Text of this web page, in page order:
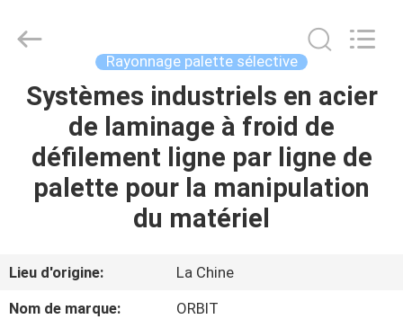
MAISON
PRODUITS
DE
NOUS
ORBIT
Metal
Rayonnage palette sélective
Systèmes industriels en acier
de laminage à froid de
défilement ligne par ligne de
palette pour la manipulation
du matériel
Lieu d'origine:
La Chine
Nom de marque:
ORBIT